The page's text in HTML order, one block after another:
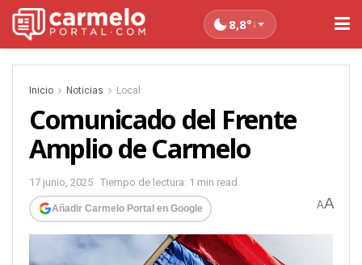
8,8°↓
Inicio Noticias Local
Comunicado del Frente
Amplio de Carmelo
17 junio, 2025 Tiempo de lectura: 1 min read
Añadir Carmelo Portal en Google AA